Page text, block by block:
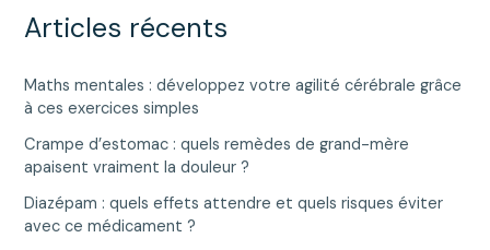
ligne
?
Articles récents
Maths mentales : développez votre agilité cérébrale grâce
à ces exercices simples
Crampe d’estomac : quels remèdes de grand-mère
apaisent vraiment la douleur ?
Diazépam : quels effets attendre et quels risques éviter
avec ce médicament ?